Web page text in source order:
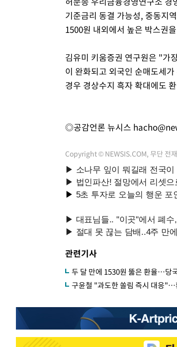
기준금리 동결 가능성, 중동지
1500원 내외에서 높은 박스권
김유미 키움증권 연구원은 "가
이 완화되고 외국인 순매도세
경우 경상수지 흑자 확대에도
◎공감언론 뉴시스
Copyright © NEWSIS.COM, 무단 전
관련기사
두 달 만에 1530원 뚫은 환율…당
구윤철 "과도한 쏠림 즉시 대응"…